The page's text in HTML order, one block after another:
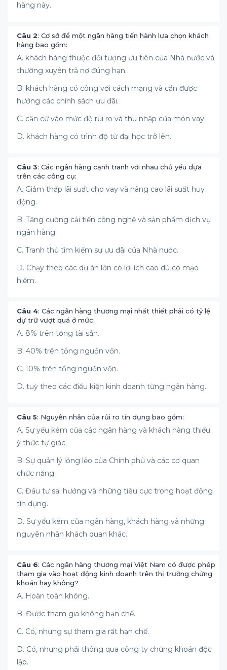
hàng này.
Câu 2: Cơ sở để một ngân hàng tiến hành lựa chọn khách
hàng bao gồm:
A. khách hàng thuộc đối tượng ưu tiên của Nhà nước và
thường xuyên trả nợ đúng hạn.
B. khách hàng có công với cách mạng và cần được
hưởng các chính sách ưu đãi.
C. căn cứ vào mức độ rủi ro và thu nhập của món vay.
D. khách hàng có trình độ từ đại học trở lên.
Câu 3: Các ngân hàng cạnh tranh với nhau chủ yếu dựa
trên các công cụ:
A. Giảm thấp lãi suất cho vay và nâng cao lãi suất huy
động.
B. Tăng cường cải tiến công nghệ và sản phẩm dịch vụ
ngân hàng.
C. Tranh thủ tìm kiếm sự ưu đãi của Nhà nước.
D. Chạy theo các dự án lớn có lợi ích cao dù có mạo
hiểm.
Câu 4: Các ngân hàng thương mại nhất thiết phải có tỷ lệ
dự trữ vượt quá ở mức:
A. 8% trên tổng tài sản.
B. 40% trên tổng nguồn vốn.
C. 10% trên tổng nguồn vốn.
D. tuỳ theo các điều kiện kinh doanh từng ngân hàng.
Câu 5: Nguyên nhân của rủi ro tín dụng bao gồm:
A. Sự yếu kém của các ngân hàng và khách hàng thiếu
ý thức tự giác.
B. Sự quản lý lỏng lẻo của Chính phủ và các cơ quan
chức năng.
C. Đầu tư sai hướng và những tiêu cực trong hoạt động
tín dụng.
D. Sự yếu kém của ngân hàng, khách hàng và những
nguyên nhân khách quan khác.
Câu 6: Các ngân hàng thương mại Việt Nam có được phép
tham gia vào hoạt động kinh doanh trên thị trường chứng
khoán hay không?
A. Hoàn toàn không.
B. Được tham gia không hạn chế.
C. Có, nhưng sự tham gia rất hạn chế.
D. Có, nhưng phải thông qua công ty chứng khoán độc
lập.